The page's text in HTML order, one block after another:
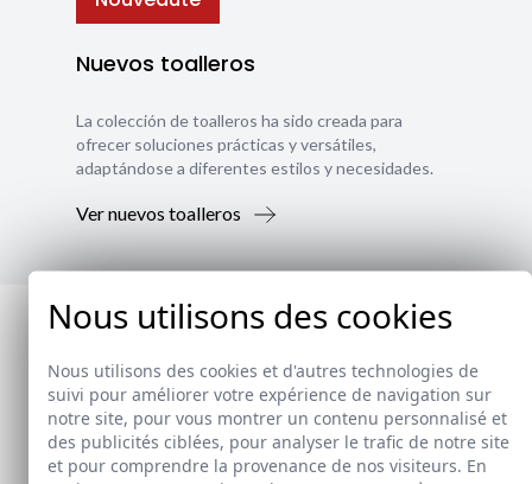
Nuevos toalleros
La colección de toalleros ha sido creada para
ofrecer soluciones prácticas y versátiles,
adaptándose a diferentes estilos y necesidades.
Ver nuevos toalleros
Nous utilisons des cookies
Nous utilisons des cookies et d'autres technologies de
suivi pour améliorer votre expérience de navigation sur
notre site, pour vous montrer un contenu personnalisé et
des publicités ciblées, pour analyser le trafic de notre site
et pour comprendre la provenance de nos visiteurs. En